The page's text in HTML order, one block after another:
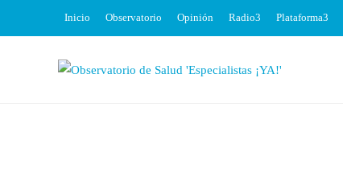
Inicio Observatorio Opinión Radio Plataforma